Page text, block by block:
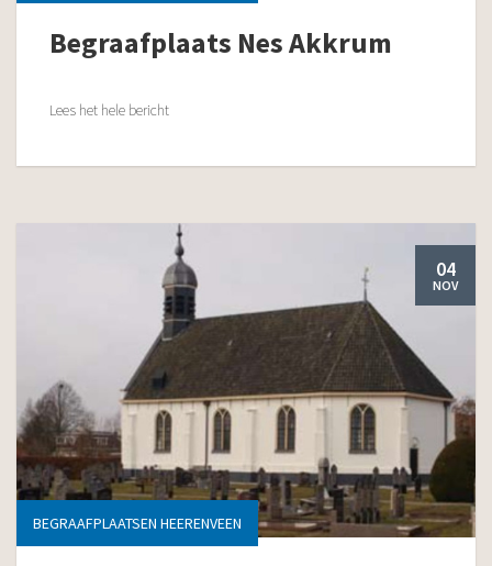
Begraafplaats Nes Akkrum
Lees het hele bericht
04
NOV
BEGRAAFPLAATSEN HEERENVEEN